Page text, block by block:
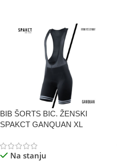
BIB ŠORTS BIC. ŽENSKI
SPAKCT GANQUAN XL
Na stanju